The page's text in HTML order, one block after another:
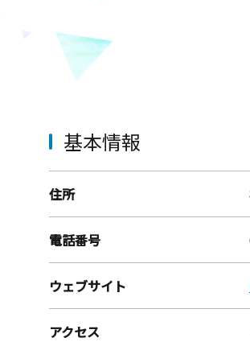
基本情報
住所
電話番号
ウェブサイト
アクセス